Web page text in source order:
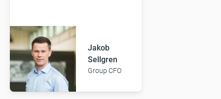
Jakob
Sellgren
Group CFO